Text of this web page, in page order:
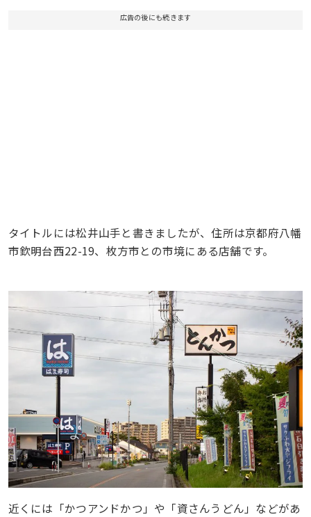
広告の後にも続きます
タイトルには松井山手と書きましたが、住所は京都府八幡
市欽明台西22-19、枚方市との市境にある店舗です。
近くには「かつアンドかつ」や「資さんうどん」などがあ